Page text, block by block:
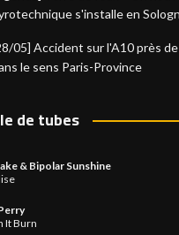
s'installe en
05] Accident sur l'A10 près
le sens Paris-Province
de tubes
& Bipolar Sunshine
It Burn